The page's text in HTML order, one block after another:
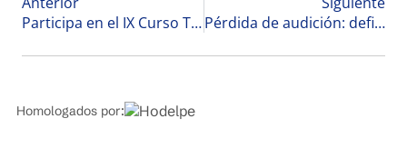
Participa en el IX Curso Taller Internacional de Audiología, Electrofisiología y Salud Ocupacional en Lima
Pérdida de audición: definición, síntomas, diagnóstico y tratamiento
Homologados por: